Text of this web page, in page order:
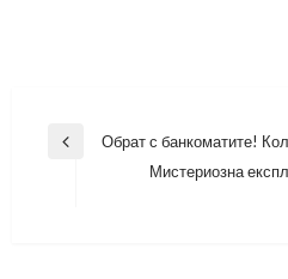
Навигация
Previous
Обрат с банкоматите!
Мистериозна